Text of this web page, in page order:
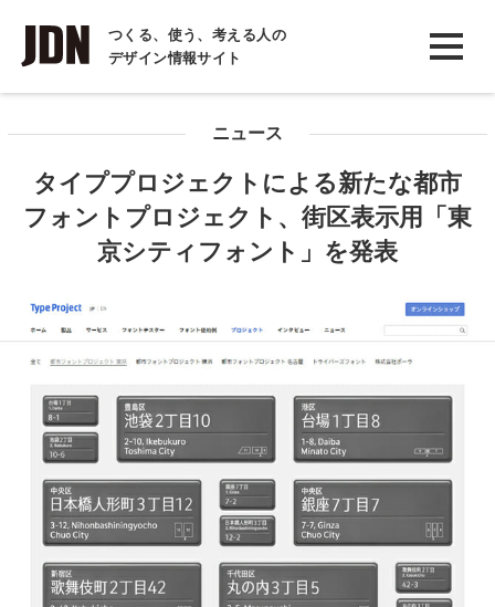
つくる、使う、考える人の
デザイン情報サイト
INTERVIEW
インタビュー
COLUMN
コラム
ニュース
タイププロジェクトによる新たな都市
フォントプロジェクト、街区表示用「東
京シティフォント」を発表